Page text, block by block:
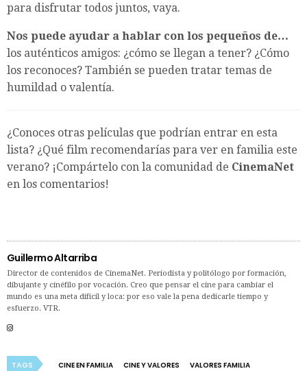
para disfrutar todos juntos, vaya.
Nos puede ayudar a hablar con los pequeños de…
los auténticos amigos: ¿cómo se llegan a tener? ¿Cómo
los reconoces? También se pueden tratar temas de
humildad o valentía.
¿Conoces otras películas que podrían entrar en esta
lista? ¿Qué film recomendarías para ver en familia este
verano? ¡Compártelo con la comunidad de CinemaNet
en los comentarios!
Guillermo Altarriba
Director de contenidos de CinemaNet. Periodista y politólogo por formación,
dibujante y cinéfilo por vocación. Creo que pensar el cine para cambiar el
mundo es una meta difícil y loca: por eso vale la pena dedicarle tiempo y
esfuerzo. VTR.
TAGS CINE EN FAMILIA CINE Y VALORES VALORES FAMILIA